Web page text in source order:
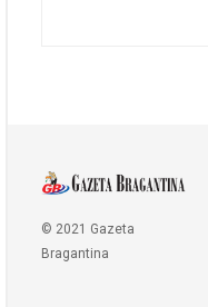
© 2021 Gazeta
Bragantina